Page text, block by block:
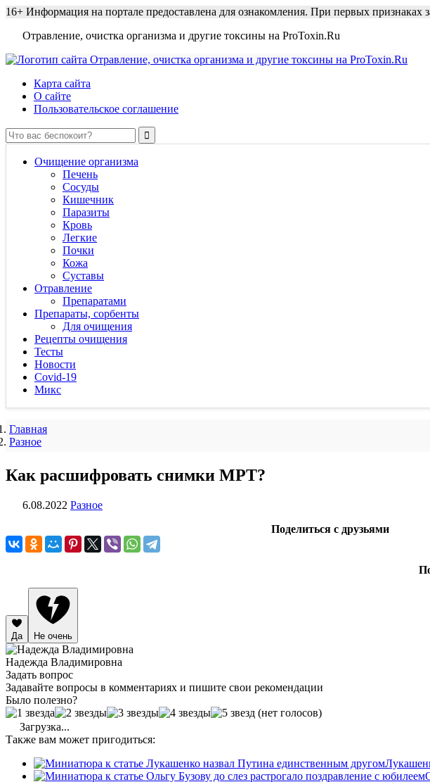
16+ Информация на портале предоставлена для ознакомления. При первых признаках
Отравление, очистка организма и другие токсины на ProToxin.Ru
Карта сайта
О сайте
Пользовательское соглашение
Очищение организма
Печень
Сосуды
Кишечник
Паразиты
Кровь
Легкие
Почки
Кожа
Суставы
Отравление
Препаратами
Препараты, сорбенты
Для очищения
Рецепты очищения
Тесты
Новости
Covid-19
Микс
Главная
Разное
Как расшифровать снимки МРТ?
6.08.2022 Разное
Поделиться с друзьями
Да Не очень
Надежда Владимировна
Задать вопрос
Задавайте вопросы в комментариях и пишите свои рекомендации
Было полезно?
(нет голосов)
Загрузка...
Также вам может пригодиться: